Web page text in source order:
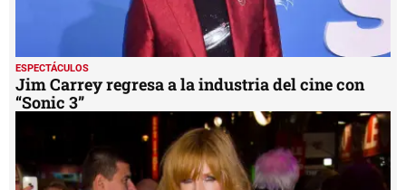
ESPECTÁCULOS
Jim Carrey regresa a la industria del cine con
“Sonic 3”